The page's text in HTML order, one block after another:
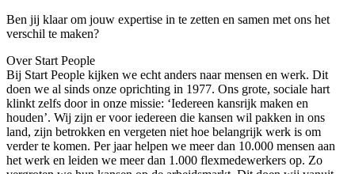
Ben jij klaar om jouw expertise in te zetten en samen met ons het
verschil te maken?
Over Start People
Bij Start People kijken we echt anders naar mensen en werk. Dit
doen we al sinds onze oprichting in 1977. Ons grote, sociale hart
klinkt zelfs door in onze missie: ‘Iedereen kansrijk maken en
houden’. Wij zijn er voor iedereen die kansen wil pakken in ons
land, zijn betrokken en vergeten niet hoe belangrijk werk is om
verder te komen. Per jaar helpen we meer dan 10.000 mensen aan
het werk en leiden we meer dan 1.000 flexmedewerkers op. Zo